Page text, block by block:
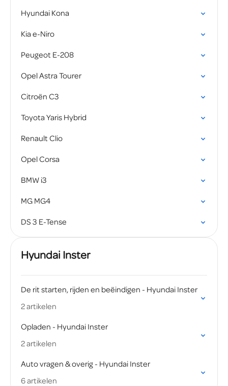
Hyundai Kona
Kia e-Niro
Peugeot E-208
Opel Astra Tourer
Citroën C3
Toyota Yaris Hybrid
Renault Clio
Opel Corsa
BMW i3
MG MG4
DS 3 E-Tense
Hyundai Inster
De rit starten, rijden en beëindigen - Hyundai Inster
2 artikelen
Opladen - Hyundai Inster
2 artikelen
Auto vragen & overig - Hyundai Inster
6 artikelen